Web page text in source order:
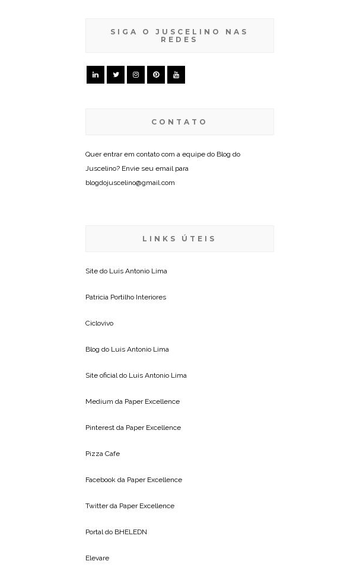
SIGA O JUSCELINO NAS
REDES
CONTATO
Quer entrar em contato com a equipe do Blog do
Juscelino? Envie seu email para
blogdojuscelino@gmail.com
LINKS ÚTEIS
Site do Luis Antonio Lima
Patricia Portilho Interiores
Ciclovivo
Blog do Luis Antonio Lima
Site oficial do Luis Antonio Lima
Medium da Paper Excellence
Pinterest da Paper Excellence
Pizza Cafe
Facebook da Paper Excellence
Twitter da Paper Excellence
Portal do BHELEDN
Elevare